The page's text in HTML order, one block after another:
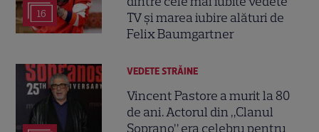
16
TV și marea iubire alături de
Felix Baumgartner
VEDETE STRĂINE
Vincent Pastore a murit la 80
de ani. Actorul din „Clanul
Soprano” era celebru pentru